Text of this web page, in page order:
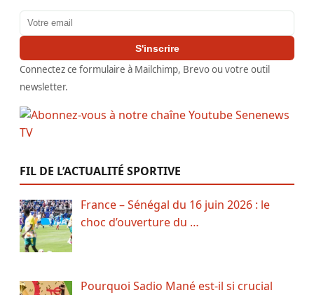
Adresse email
S'inscrire
Connectez ce formulaire à Mailchimp, Brevo ou votre outil
newsletter.
FIL DE L’ACTUALITÉ SPORTIVE
France – Sénégal du 16 juin 2026 : le
choc d’ouverture du …
Pourquoi Sadio Mané est-il si crucial